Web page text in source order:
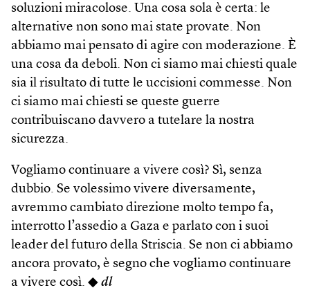
soluzioni miracolose. Una cosa sola è certa: le
alternative non sono mai state provate. Non
abbiamo mai pensato di agire con moderazione. È
una cosa da deboli. Non ci siamo mai chiesti quale
sia il risultato di tutte le uccisioni commesse. Non
ci siamo mai chiesti se queste guerre
contribuiscano davvero a tutelare la nostra
sicurezza.
Vogliamo continuare a vivere così? Sì, senza
dubbio. Se volessimo vivere diversamente,
avremmo cambiato direzione molto tempo fa,
interrotto l’assedio a Gaza e parlato con i suoi
leader del futuro della Striscia. Se non ci abbiamo
ancora provato, è segno che vogliamo continuare
a vivere così. ◆ dl